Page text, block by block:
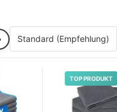
TOP PRODUKT